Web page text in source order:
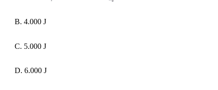
B. 4.000 J
C. 5.000 J
D. 6.000 J